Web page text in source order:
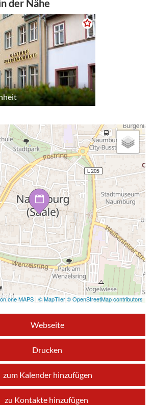
der Nähe
MAPS | © MapTiler © OpenStreetMap contributors
Webseite
Drucken
zum Kalender hinzufügen
zu Kontakte hinzufügen